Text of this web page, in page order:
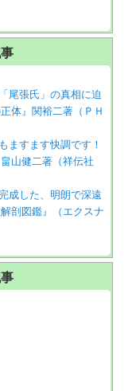
尾張氏」の真相に迫
体』関裕二著（ＰＨ
ますます快調です！
山健二著（祥伝社
成した、明朗で深遠
剖図鑑』（エクスナ